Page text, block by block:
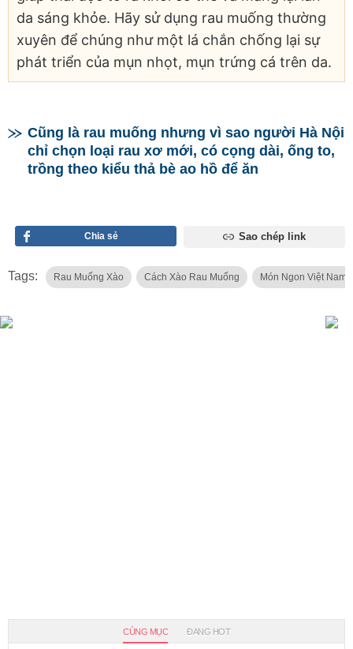
da sáng khỏe. Hãy sử dụng rau muống thường
xuyên để chúng như một lá chắn chống lại sự
phát triển của mụn nhọt, mụn trứng cá trên da.
Cũng là rau muống nhưng vì sao người Hà Nội
chỉ chọn loại rau xơ mới, có cọng dài, ống to,
trồng theo kiểu thả bè ao hồ để ăn
Chia sẻ Sao chép link
Tags: Rau Muống Xào Cách Xào Rau Muống Món Ngon Việt Nam
CÙNG MỤC ĐANG HOT